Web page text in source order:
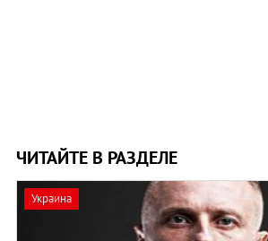
ЧИТАЙТЕ В РАЗДЕЛЕ
Украина